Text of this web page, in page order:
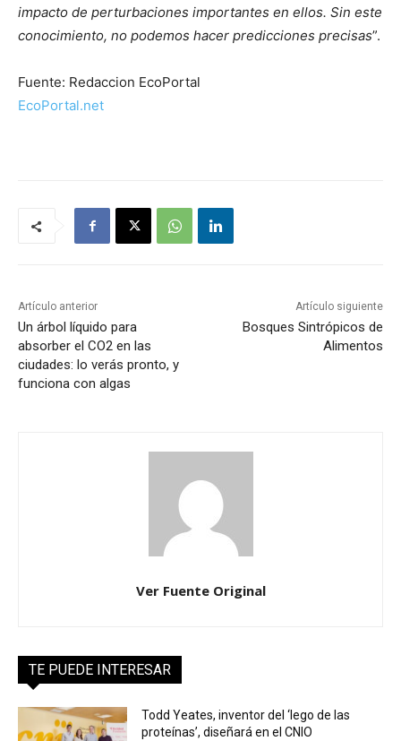
impacto de perturbaciones importantes en ellos. Sin este
conocimiento, no podemos hacer predicciones precisas”.
Fuente: Redaccion EcoPortal
EcoPortal.net
Artículo anterior
Un árbol líquido para
absorber el CO2 en las
ciudades: lo verás pronto, y
funciona con algas
Artículo siguiente
Bosques Sintrópicos de
Alimentos
Ver Fuente Original
TE PUEDE INTERESAR
Todd Yeates, inventor del ‘lego de las
proteínas’, diseñará en el CNIO